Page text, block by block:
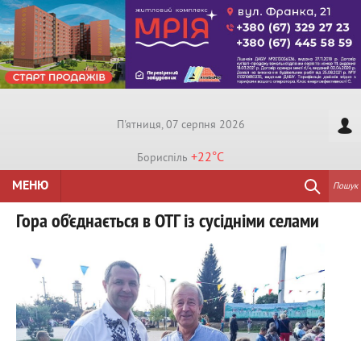
П'ятниця, 07 серпня 2026
Бориспiль +22°C
МЕНЮ
Пошук
Гора об’єднається в ОТГ із сусідніми селами